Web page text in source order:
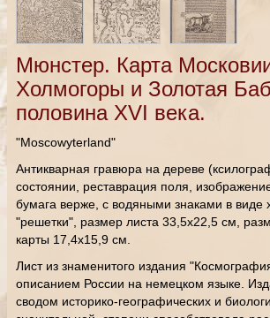
Мюнстер. Карта
Холмогоры и Золотая
половина XVI века.
"Moscowyterland"
Антикварная гравюра на дереве
состоянии, реставрация поля,
бумага верже, с водяными знаками в виде
"решетки", размер листа 33,5х22,5 см,
карты 17,4х15,9 см.
Лист из знаменитого издания
описанием России на немецком языке.
сводом историко-географических и